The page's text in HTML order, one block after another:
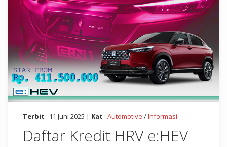
Terbit : 11 Juni 2025 | Kat : Automotive /Informasi
Daftar Kredit HRV e:HEV